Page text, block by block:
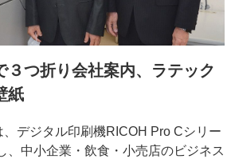
中古印刷機・製本機特集
2022 検査・校正特集
長軌道を描く
用語集
入申し込み
サイトポリシー
３つ折り会社案内、ラテック
紙
デジタル印刷機RICOH Pro Cシリー
、中小企業・飲食・小売店のビジネス